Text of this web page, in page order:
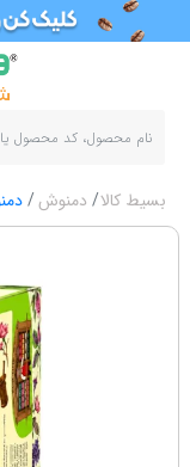
بسیط کالا دمنوش